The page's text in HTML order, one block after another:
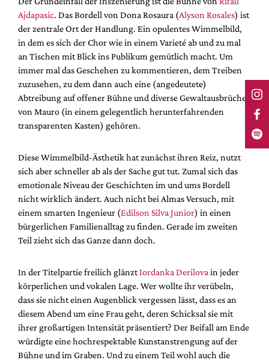
Ajdapasic. Das Bordell von Dona Rosaura (Alyson Rosales) ist
der zentrale Ort der Handlung. Ein opulentes Wimmelbild,
in dem es sich der Chor wie in einem Varieté ab und zu mal
an Tischen mit Blick ins Publikum gemütlich macht. Um
immer mal das Geschehen zu kommentieren, dem Treiben
zuzusehen, zu dem dann auch eine (angedeutete)
Abtreibung auf offener Bühne und diverse Gewaltausbrüche
von Mauro (in einem gelegentlich herunterfahrenden
transparenten Kasten) gehören.
Diese Wimmelbild-Ästhetik hat zunächst ihren Reiz, nutzt
sich aber schneller ab als der Sache gut tut. Zumal sich das
emotionale Niveau der Geschichten im und ums Bordell
nicht wirklich ändert. Auch nicht bei Almas Versuch, mit
einem smarten Ingenieur (Edilson Silva Junior) in einen
bürgerlichen Familienalltag zu finden. Gerade im zweiten
Teil zieht sich das Ganze dann doch.
In der Titelpartie freilich glänztIordanka Derilovain jeder
körperlichen und vokalen Lage. Wer wollte ihr verübeln,
dass sie nicht einen Augenblick vergessen lässt, dass es an
diesem Abend um eine Frau geht, deren Schicksal sie mit
ihrer großartigen Intensität präsentiert? Der Beifall am Ende
würdigte eine hochrespektable Kunstanstrengung auf der
Bühne und im Graben. Und zu einem Teil wohl auch die